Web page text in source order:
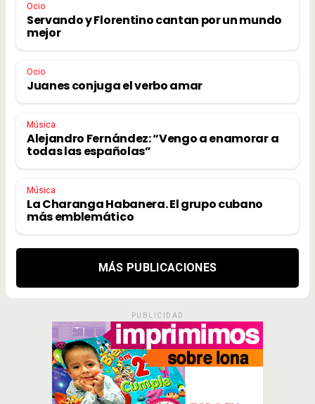
Ocio
Servando y Florentino cantan por un mundo
mejor
Ocio
Juanes conjuga el verbo amar
Música
Alejandro Fernández: “Vengo a enamorar a
todas las españolas”
Música
La Charanga Habanera. El grupo cubano
más emblemático
MÁS PUBLICACIONES
PUBLICIDAD